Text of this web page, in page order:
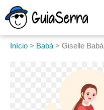
Início > Babá > Giselle Babá